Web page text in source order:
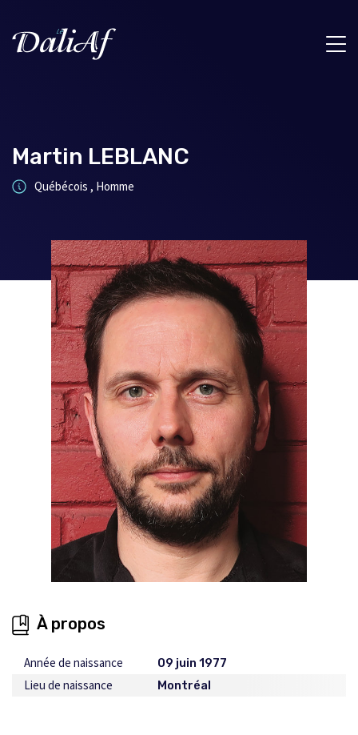
Martin LEBLANC
Québécois , Homme
À propos
Année de naissance 09 juin 1977
Lieu de naissance Montréal